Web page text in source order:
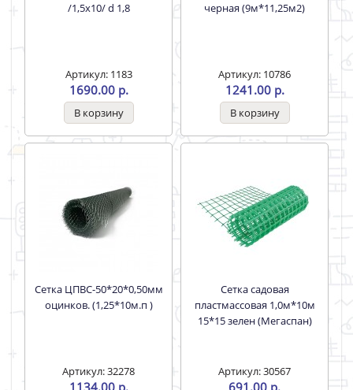
/1,5х10/ d 1,8
Артикул: 1183
1690.00 р.
черная (9м*11,25м2)
Артикул: 10786
1241.00 р.
Сетка ЦПВС-50*20*0,50мм
оцинков. (1,25*10м.п )
Артикул: 32278
1134.00 р.
Сетка садовая
пластмассовая 1,0м*10м
15*15 зелен (Мегаспан)
Артикул: 30567
691.00 р.